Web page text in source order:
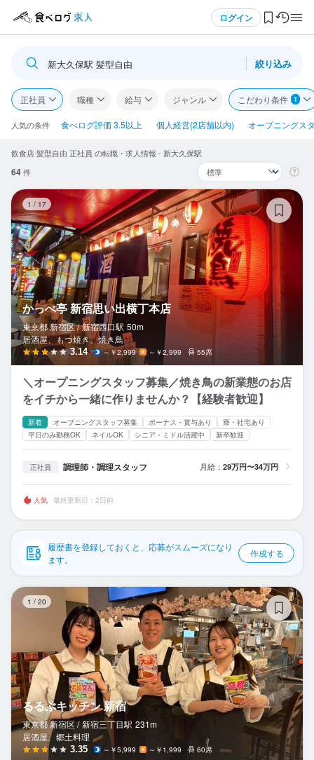
ログイン
ログイン・無料会員登録
食べログ求人TOP
求人検索
閲覧履歴
気になる求人
検索履歴・保存した条件
応募履歴
WEB履歴書
スカウト・メルマガ受信設定
ヘルプ・お問い合わせフォーム
掲載をご検討の店舗様へ
食べログ求人PRESS
プライバシーポリシー
利用規約
企業情報
新大久保駅 髪型自由 絞り込み
正社員 職種 給与 ジャンル こだわり条件 1
人気の条件 食べログ評価 3.5以上 個人経営(2店舗以内) オープニングス
飲食店 髪型自由 正社員 の転職・求人情報 - 新大久保駅
64件
1 / 17
かっぺ亭 新宿思い出横丁本店
東京都 新宿区 / 新宿西口駅 50m
居酒屋、もつ焼き、焼き鳥
3.14 ～￥2,999 ～￥2,999 55席
＼オープニングスタッフ募集／焼き鳥の新業態のお店
をイチから一緒に作りませんか？【経験者歓迎】
新着 オープニングスタッフ募集 ボーナス・賞与あり
寮・社宅あり
平日のみ勤務OK
ネイルOK シニア・ミドル活躍中 新卒歓迎
正社員 調理師・調理スタッフ 月給： 29万円〜34万円
人気 最終更新日：2日前
履歴書を登録しておくと、応募がスムーズになり
ます。
作成する
1 / 20
るるぶキッチン 新宿
東京都 新宿区 / 新宿三丁目駅 231m
居酒屋、郷土料理
3.35 ～￥5,999 ～￥1,999 60席